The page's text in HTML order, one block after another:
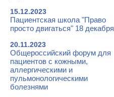
15.12.2023
Пациентская школа "Право
просто двигаться" 18 декабря
20.11.2023
Общероссийский форум для
пациентов с кожными,
аллергическими и
пульмонологическими
болезнями